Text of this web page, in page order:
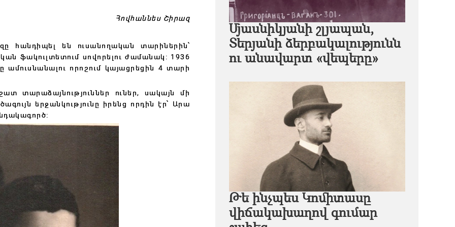
Հովհաննես Շիրազ
հանդիպել են ուսանողական տարիներին՝
ֆակուլտետում սովորելու ժամանակ: 1936
որոշում կայացրեցին 4 տարի
տարաձայնություններ ուներ, սակայն մի
երջանկությունը իրենց որդին էր՝ Արա
Մյասնիկյանի շլյապան,
Տերյանի ձերբակալությունն
ու անավարտ «վեպերը»
Թե ինչպես Կոմիտասը
վիճակախաղով գումար